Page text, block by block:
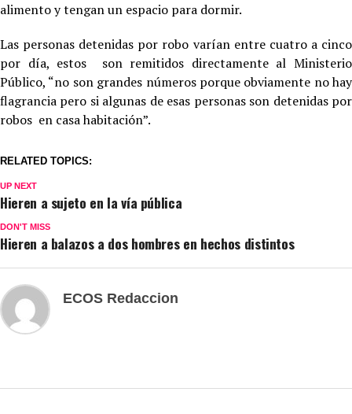
alimento y tengan un espacio para dormir.
Las personas detenidas por robo varían entre cuatro a cinco
por día, estos son remitidos directamente al Ministerio
Público, “no son grandes números porque obviamente no hay
flagrancia pero si algunas de esas personas son detenidas por
robos en casa habitación”.
RELATED TOPICS:
UP NEXT
Hieren a sujeto en la vía pública
DON'T MISS
Hieren a balazos a dos hombres en hechos distintos
ECOS Redaccion